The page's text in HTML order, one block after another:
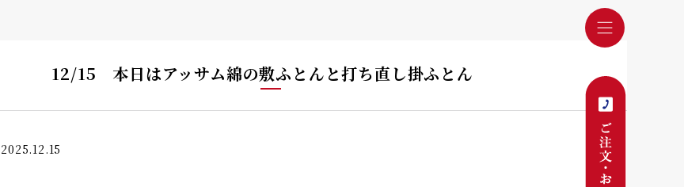
12/15 本日はアッサム綿の敷ふとんと打ち直し掛ふとん
2025.12.15